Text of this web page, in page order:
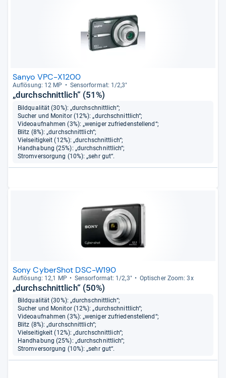
Sanyo VPC-X1200
Auf­lö­sung: 12 MP Sen­sor­for­mat: 1/2,3"
„durchschnittlich“ (51%)
Bildqualität (30%): „durchschnittlich“;
Sucher und Monitor (12%): „durchschnittlich“;
Videoaufnahmen (3%): „weniger zufriedenstellend“;
Blitz (8%): „durchschnittlich“;
Vielseitigkeit (12%): „durchschnittlich“;
Handhabung (25%): „durchschnittlich“;
Stromversorgung (10%): „sehr gut“.
Sony CyberShot DSC-W190
Auf­lö­sung: 12,1 MP Sen­sor­for­mat: 1/2,3" Opti­scher Zoom: 3x
„durchschnittlich“ (50%)
Bildqualität (30%): „durchschnittlich“;
Sucher und Monitor (12%): „durchschnittlich“;
Videoaufnahmen (3%): „weniger zufriedenstellend“;
Blitz (8%): „durchschnittlich“;
Vielseitigkeit (12%): „durchschnittlich“;
Handhabung (25%): „durchschnittlich“;
Stromversorgung (10%): „sehr gut“.